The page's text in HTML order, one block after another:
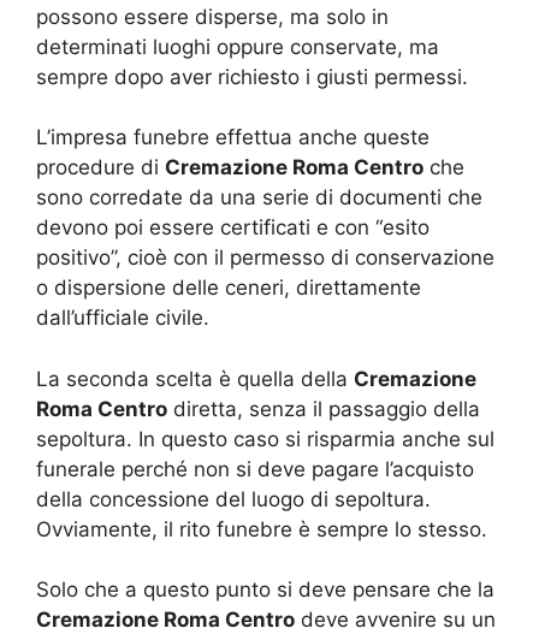
possono essere disperse, ma solo in
determinati luoghi oppure conservate, ma
sempre dopo aver richiesto i giusti permessi.
L’impresa funebre effettua anche queste
procedure di Cremazione Roma Centro che
sono corredate da una serie di documenti che
devono poi essere certificati e con “esito
positivo”, cioè con il permesso di conservazione
o dispersione delle ceneri, direttamente
dall’ufficiale civile.
La seconda scelta è quella della Cremazione
Roma Centro diretta, senza il passaggio della
sepoltura. In questo caso si risparmia anche sul
funerale perché non si deve pagare l’acquisto
della concessione del luogo di sepoltura.
Ovviamente, il rito funebre è sempre lo stesso.
Solo che a questo punto si deve pensare che la
Cremazione Roma Centro deve avvenire su un